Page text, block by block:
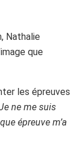
Nathalie
que
les épreuves
ne me suis
épreuve m’a